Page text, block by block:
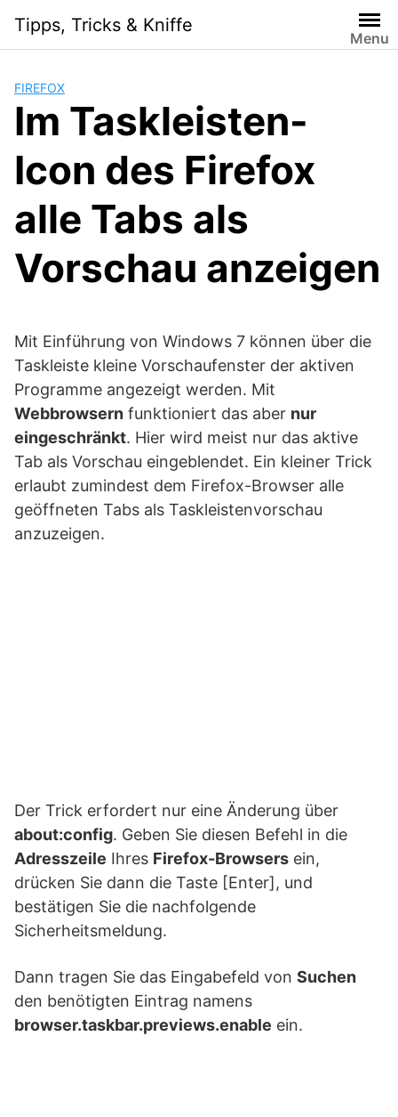
i
Tipps, Tricks & Kniffe
Menu
FIREFOX
Im Taskleisten-
Icon des Firefox
alle Tabs als
Vorschau anzeigen
Mit Einführung von Windows 7 können über die
Taskleiste kleine Vorschaufenster der aktiven
Programme angezeigt werden. Mit
Webbrowsern funktioniert das aber nur
eingeschränkt. Hier wird meist nur das aktive
Tab als Vorschau eingeblendet. Ein kleiner Trick
erlaubt zumindest dem Firefox-Browser alle
geöffneten Tabs als Taskleistenvorschau
anzuzeigen.
Der Trick erfordert nur eine Änderung über
about:config. Geben Sie diesen Befehl in die
Adresszeile Ihres Firefox-Browsers ein,
drücken Sie dann die Taste [Enter], und
bestätigen Sie die nachfolgende
Sicherheitsmeldung.
Dann tragen Sie das Eingabefeld von Suchen
den benötigten Eintrag namens
browser.taskbar.previews.enable ein.